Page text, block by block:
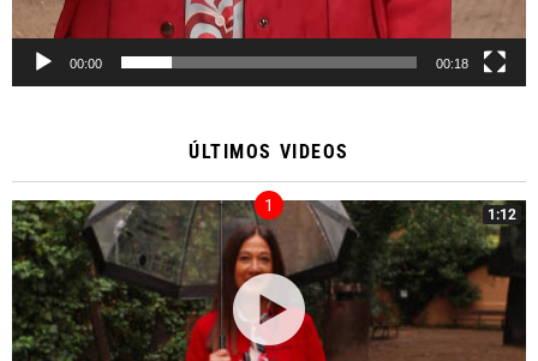
00:00 00:18
ÚLTIMOS VIDEOS
1:12